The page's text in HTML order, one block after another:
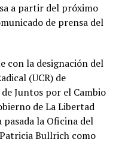
a partir del próximo
de prensa del
con la designación del
(UCR) de
Juntos por el Cambio
de La Libertad
pasada la Oficina del
Bullrich como